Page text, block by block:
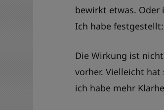
bewirkt etwas. Oder
Ich habe festgestellt:
Die Wirkung ist
vorher. Vielleicht
ich habe mehr